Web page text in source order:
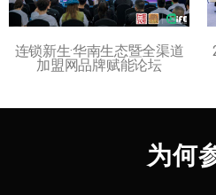
连锁新生·华南生态暨全渠道
加盟网品牌赋能论坛
为何